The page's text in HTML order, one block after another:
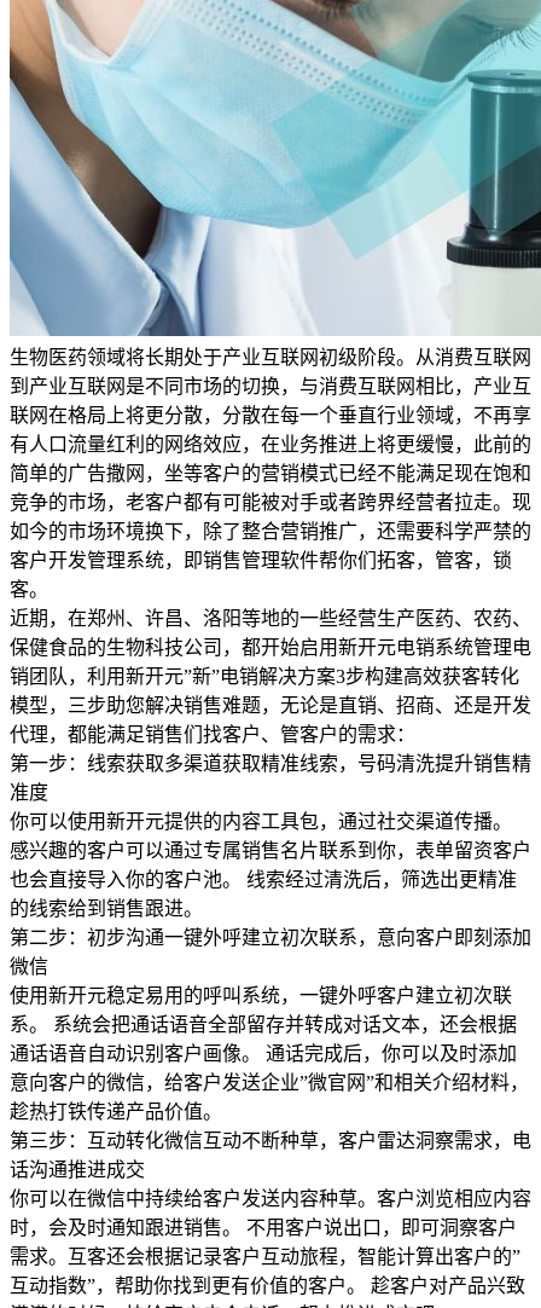
生物医药领域将长期处于产业互联网初级阶段。从消费互联网
到产业互联网是不同市场的切换，与消费互联网相比，产业互
联网在格局上将更分散，分散在每一个垂直行业领域，不再享
有人口流量红利的网络效应，在业务推进上将更缓慢，此前的
简单的广告撒网，坐等客户的营销模式已经不能满足现在饱和
竞争的市场，老客户都有可能被对手或者跨界经营者拉走。现
如今的市场环境换下，除了整合营销推广，还需要科学严禁的
客户开发管理系统，即销售管理软件帮你们拓客，管客，锁
客。
近期，在郑州、许昌、洛阳等地的一些经营生产医药、农药、
保健食品的生物科技公司，都开始启用新开元电销系统管理电
销团队，利用新开元”新”电销解决方案3步构建高效获客转化
模型，三步助您解决销售难题，无论是直销、招商、还是开发
代理，都能满足销售们找客户、管客户的需求：
第一步：线索获取多渠道获取精准线索，号码清洗提升销售精
准度
你可以使用新开元提供的内容工具包，通过社交渠道传播。
感兴趣的客户可以通过专属销售名片联系到你，表单留资客户
也会直接导入你的客户池。 线索经过清洗后，筛选出更精准
的线索给到销售跟进。
第二步：初步沟通一键外呼建立初次联系，意向客户即刻添加
微信
使用新开元稳定易用的呼叫系统，一键外呼客户建立初次联
系。 系统会把通话语音全部留存并转成对话文本，还会根据
通话语音自动识别客户画像。 通话完成后，你可以及时添加
意向客户的微信，给客户发送企业”微官网”和相关介绍材料，
趁热打铁传递产品价值。
第三步：互动转化微信互动不断种草，客户雷达洞察需求，电
话沟通推进成交
你可以在微信中持续给客户发送内容种草。客户浏览相应内容
时，会及时通知跟进销售。 不用客户说出口，即可洞察客户
需求。互客还会根据记录客户互动旅程，智能计算出客户的”
互动指数”，帮助你找到更有价值的客户。 趁客户对产品兴致